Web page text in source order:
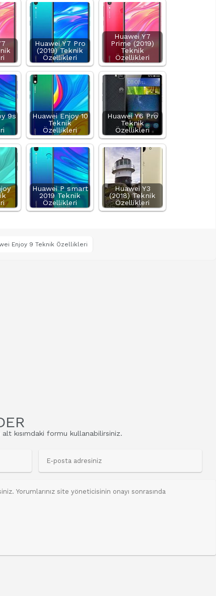
Huawei Y7 Pro
(2019) Teknik
Özellikleri
Huawei Y7
Prime (2019)
Teknik
Özellikleri
9s
Huawei Enjoy 10
Teknik
Özellikleri
Huawei Y6 Pro
Teknik
Özellikleri
Huawei P smart
2019 Teknik
Özellikleri
Huawei Y3
(2018) Teknik
Özellikleri
Enjoy 9 Teknik Özellikleri
alt kısımdaki formu kullanabilirsiniz.
Google Pixel 10 Pro Teknik
Özellikleri
√ Temel Teknik Özellikleri √ Temel Teknik
Özellikler ve Detaylı Bilgileri. Ekran: 6.3 inç,
1280 x 2856 piksel, 120 Hz LTPO